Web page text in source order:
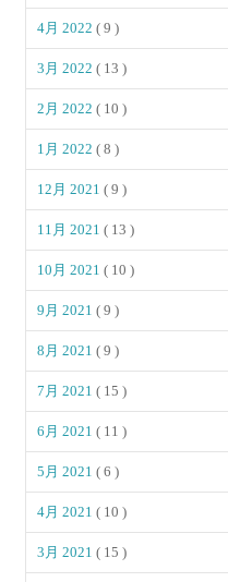
4月 2022( 9 )
3月 2022( 13 )
2月 2022( 10 )
1月 2022( 8 )
12月 2021( 9 )
11月 2021( 13 )
10月 2021( 10 )
9月 2021( 9 )
8月 2021( 9 )
7月 2021( 15 )
6月 2021( 11 )
5月 2021( 6 )
4月 2021( 10 )
3月 2021( 15 )